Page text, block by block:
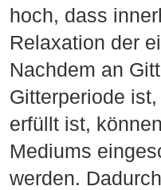
hoch, dass
Relaxation der
Nachdem an
Gitterperiode
erfüllt ist,
Mediums
werden.